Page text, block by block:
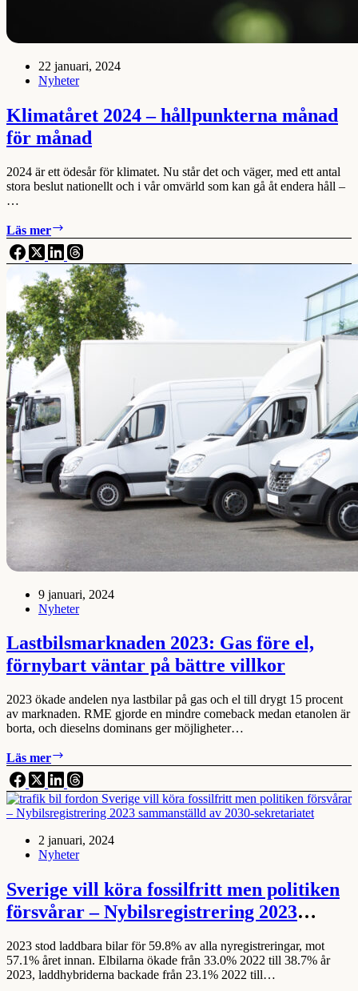
22 januari, 2024
Nyheter
Klimatåret 2024 – hållpunkterna månad
för månad
2024 är ett ödesår för klimatet. Nu står det och väger, med ett antal
stora beslut nationellt och i vår omvärld som kan gå åt endera håll –
…
Läs mer
2024
–
hållpunkterna
månad
för
månad
9 januari, 2024
Nyheter
Lastbilsmarknaden 2023: Gas före el,
förnybart väntar på bättre villkor
2023 ökade andelen nya lastbilar på gas och el till drygt 15 procent
av marknaden. RME gjorde en mindre comeback medan etanolen är
borta, och dieselns dominans ger möjligheter…
Läs mer
2023:
Gas
före
el,
väntar
på
villkor
2 januari, 2024
Nyheter
Sverige vill köra fossilfritt men politiken
försvårar – Nybilsregistrering 2023
2023 stod laddbara bilar för 59.8% av alla nyregistreringar, mot
57.1% året innan. Elbilarna ökade från 33.0% 2022 till 38.7% år
2023, laddhybriderna backade från 23.1% 2022 till…